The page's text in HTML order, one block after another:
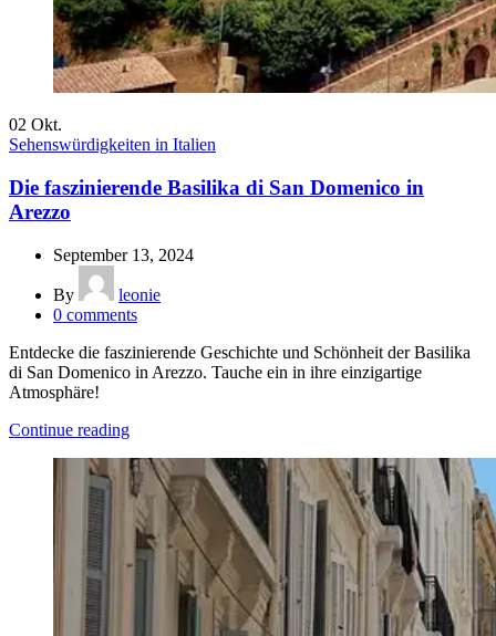
02 Okt.
Sehenswürdigkeiten in Italien
Die faszinierende Basilika di San Domenico in
Arezzo
September 13, 2024
By
leonie
0 comments
Entdecke die faszinierende Geschichte und Schönheit der Basilika
di San Domenico in Arezzo. Tauche ein in ihre einzigartige
Atmosphäre!
Continue reading